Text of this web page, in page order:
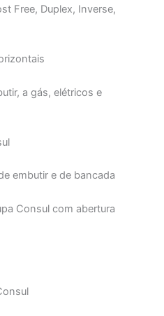
Free, Duplex, Inverse,
a gás, elétricos e
embutir e de bancada
Consul com abertura